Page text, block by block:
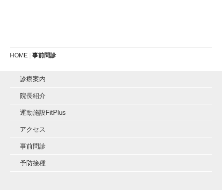
HOME 事前問診
診療案内
院長紹介
運動施設FitPlus
アクセス
事前問診
予防接種